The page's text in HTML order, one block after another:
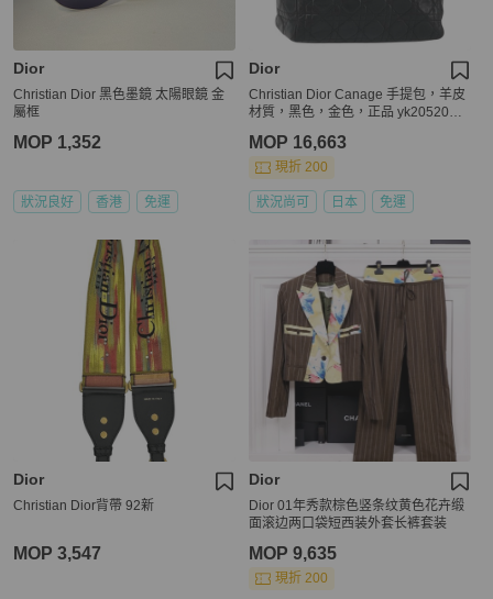
Dior
Christian Dior 黑色墨鏡 太陽眼鏡 金
屬框
MOP 1,352
狀況良好 香港 免運
Dior
Christian Dior Canage 手提包，羊皮
材質，黑色，金色，正品 yk20520SA
MOP 16,663
現折 200
狀況尚可 日本 免運
Dior
Christian Dior背帶 92新
MOP 3,547
Dior
Dior 01年秀款棕色竖条纹黄色花卉缎
面滚边两口袋短西装外套长裤套装
MOP 9,635
現折 200